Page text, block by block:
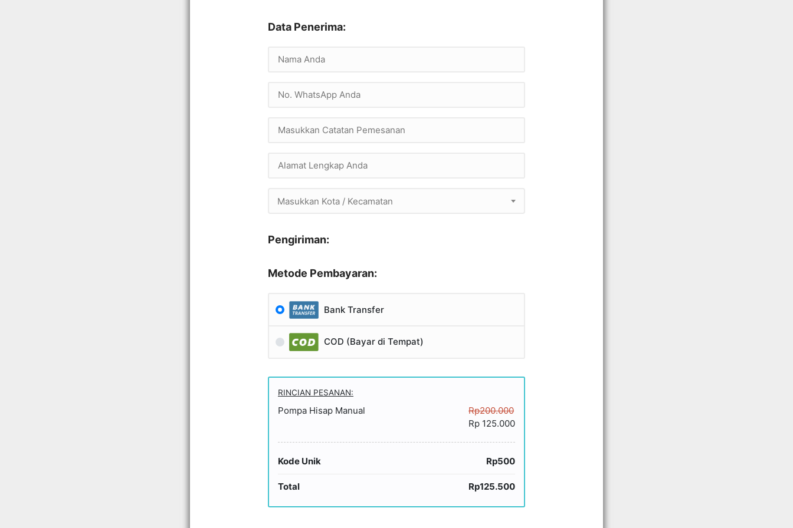
Data Penerima:
Masukkan Kota / Kecamatan
Pengiriman:
Metode Pembayaran:
Bank Transfer
COD (Bayar di Tempat)
RINCIAN PESANAN:
Pompa Hisap Manual
Rp200.000
Rp 125.000
Kode Unik Rp500
Total Rp125.500